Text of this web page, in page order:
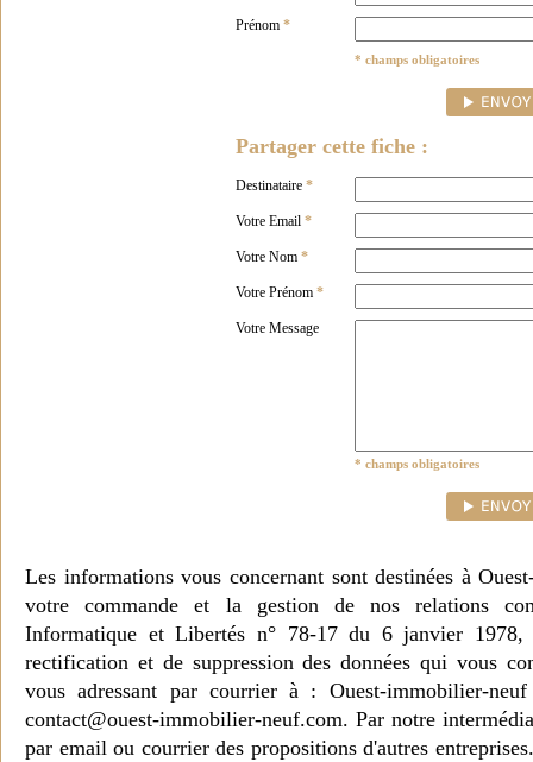
Prénom *
* champs obligatoires
Partager cette fiche :
Destinataire *
Votre Email *
Votre Nom *
Votre Prénom *
Votre Message
* champs obligatoires
Les informations vous concernant sont destinées à
votre commande et la gestion de nos relations
Informatique et Libertés n° 78-17 du 6 janvier 1978,
rectification et de suppression des données qui vous
vous adressant par courrier à : Ouest-immobilier-
contact@ouest-immobilier-neuf.com. Par notre
par email ou courrier des propositions d'autres